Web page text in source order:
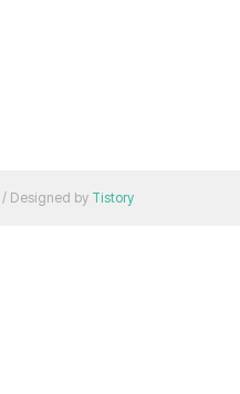
/ Designed by Tistory